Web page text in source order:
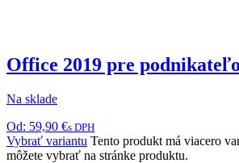
Office 2019 pre
Na sklade
Od: 59,90 €s DPH
Vybrať variantu Tento produkt má viacero
môžete vybrať na stránke produktu.